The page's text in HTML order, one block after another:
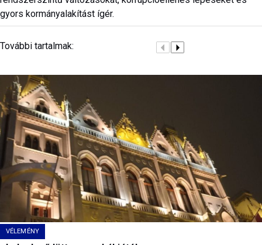
gyors kormányalakítást ígér.
További tartalmak:
VÉLEMÉNY